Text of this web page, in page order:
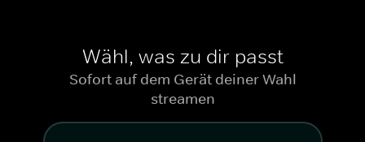
Wähl, was zu dir passt
Sofort auf dem Gerät deiner Wahl
streamen